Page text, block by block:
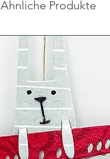
Ähnliche Produkte